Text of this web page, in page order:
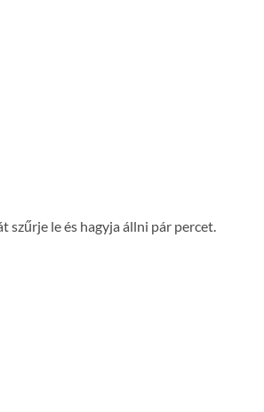
szűrje le és hagyja állni pár percet.